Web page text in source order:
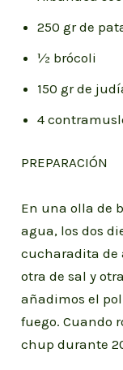
250 gr de
½ brócoli
150 gr de
4
PREPARACIÓN
En una olla de
agua, los dos
cucharadita de
otra de sal y
añadimos el
fuego. Cuando
chup durante